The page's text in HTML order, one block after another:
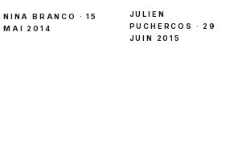
NINA BRANCO · 15
MAI 2014
JULIEN
PUCHERCOS · 29
JUIN 2015